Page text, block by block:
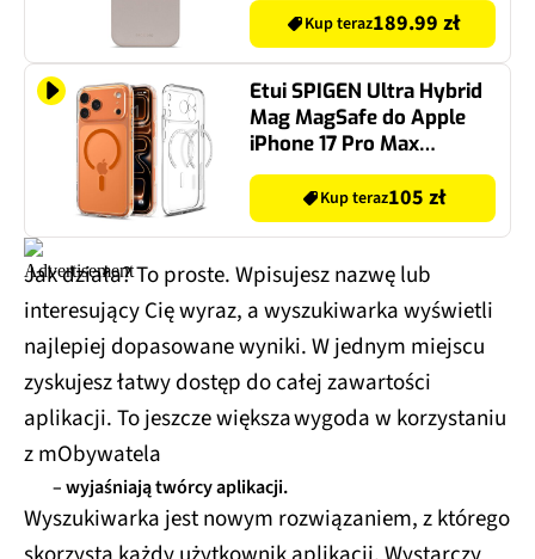
Kup teraz189.99 zł
Etui SPIGEN Ultra Hybrid
Mag MagSafe do Apple
iPhone 17 Pro Max
Przezroczysto-
pomarańczowy
Kup teraz105 zł
Jak działa? To proste. Wpisujesz nazwę lub
interesujący Cię wyraz, a wyszukiwarka wyświetli
najlepiej dopasowane wyniki. W jednym miejscu
zyskujesz łatwy dostęp do całej zawartości
aplikacji. To jeszcze większa wygoda w korzystaniu
z mObywatela
– wyjaśniają twórcy aplikacji.
Wyszukiwarka jest nowym rozwiązaniem, z którego